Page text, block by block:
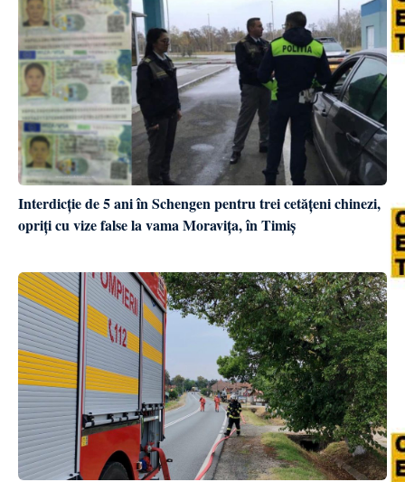
Interdicție de 5 ani în Schengen pentru trei cetățeni chinezi,
opriți cu vize false la vama Moravița, în Timiș